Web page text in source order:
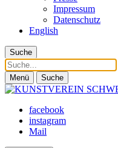
Impressum
Datenschutz
English
Suche
Suche
Menü Suche
facebook
instagram
Mail